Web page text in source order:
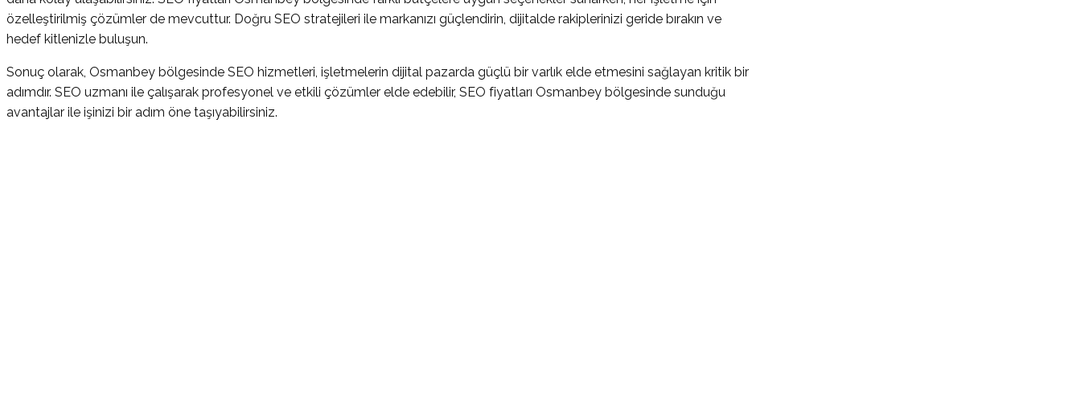
özelleştirilmiş çözümler de mevcuttur. Doğru SEO stratejileri ile markanızı güçlendirin, dijitalde rakiplerinizi geride bırakın ve
hedef kitlenizle buluşun.
Sonuç olarak, Osmanbey bölgesinde SEO hizmetleri, işletmelerin dijital pazarda güçlü bir varlık elde etmesini sağlayan kritik bir
adımdır. SEO uzmanı ile çalışarak profesyonel ve etkili çözümler elde edebilir, SEO fiyatları Osmanbey bölgesinde sunduğu
avantajlar ile işinizi bir adım öne taşıyabilirsiniz.